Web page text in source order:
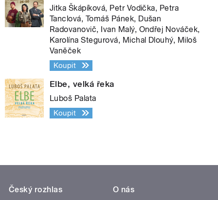
Jitka Škápíková, Petr Vodička, Petra
Tanclová, Tomáš Pánek, Dušan
Radovanovič, Ivan Malý, Ondřej Nováček,
Karolína Stegurová, Michal Dlouhý, Miloš
Vaněček
Koupit
Elbe, velká řeka
Luboš Palata
Koupit
Český rozhlas
O nás